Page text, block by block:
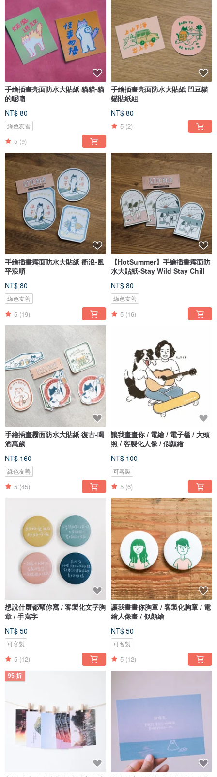
手繪插畫亮面防水大貼紙 貓貓-貓
的呢喃
NT$ 80
綠色友善
5 (9)
手繪插畫亮面防水大貼紙 凹豆貓
貓貼紙組
NT$ 80
5 (2)
手繪插畫霧面防水大貼紙 衝浪-風
平浪順
NT$ 80
綠色友善
5 (19)
【HotSummer】手繪插畫霧面防
水大貼紙-Stay Wild Stay Chill
NT$ 80
綠色友善
5 (16)
手繪插畫霧面防水大貼紙 復古-喝
酒萬歲
NT$ 160
綠色友善
5 (45)
讓我畫畫你 / 電繪 / 電子檔 / 大頭
照 / 客製化人像 / 似顏繪
NT$ 100
可客製
5 (6)
想說什麼都幫你寫 / 客製化文字胸
章 / 手寫字
NT$ 50
可客製
5 (12)
讓我畫畫你胸章 / 客製化胸章 / 電
繪人像畫 / 似顏繪
NT$ 50
可客製
5 (12)
95 折